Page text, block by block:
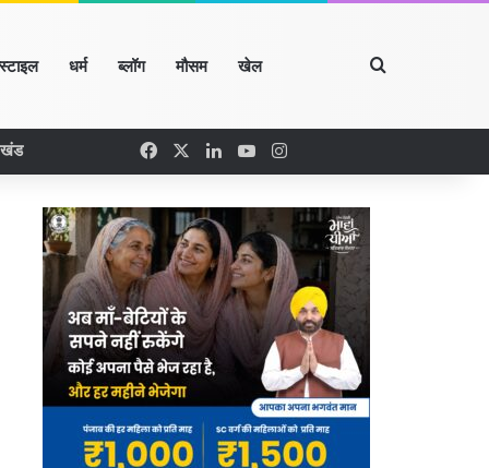
धर्म ब्लॉग मौसम खेल Search for
FacebookLinkedIn
YouTubeInstagram